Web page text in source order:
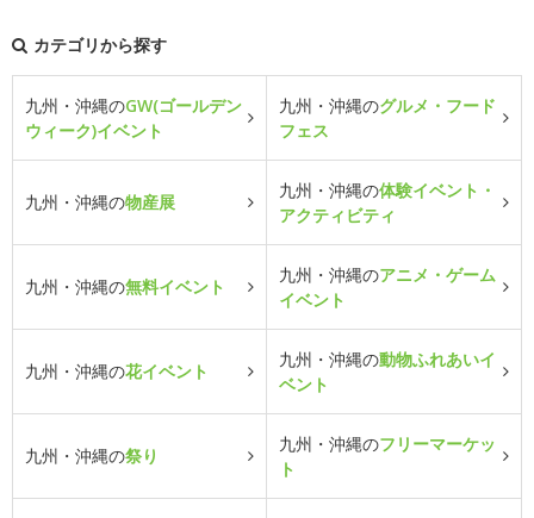
カテゴリから探す
九州・沖縄のGW(ゴールデン
ウィーク)イベント
九州・沖縄のグルメ・フード
フェス
九州・沖縄の物産展
九州・沖縄の体験イベント・
アクティビティ
九州・沖縄の無料イベント
九州・沖縄のアニメ・ゲーム
イベント
九州・沖縄の花イベント
九州・沖縄の動物ふれあいイ
ベント
九州・沖縄の祭り
九州・沖縄のフリーマーケッ
ト